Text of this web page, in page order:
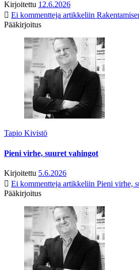
Kirjoitettu 12.6.2026
Ei kommentteja artikkeliin
Pääkirjoitus
Tapio Kivistö
Pieni virhe, suuret vahingot
Kirjoitettu 5.6.2026
Ei kommentteja artikkeliin Pieni virhe,
Pääkirjoitus